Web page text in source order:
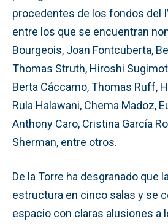
procedentes de los fondos del
entre los que se encuentran
Bourgeois, Joan Fontcuberta,
Thomas Struth, Hiroshi
Berta Cáccamo, Thomas Ruff,
Rula Halawani, Chema Madoz,
Anthony Caro, Cristina García
Sherman, entre otros.
De la Torre ha desgranado que
estructura en cinco salas y se
espacio con claras alusiones a